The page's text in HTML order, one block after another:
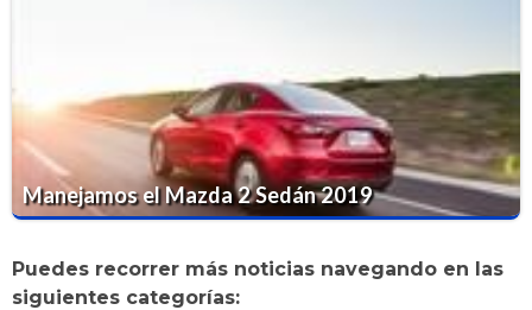
Manejamos el Mazda 2 Sedán 2019
Puedes recorrer más noticias navegando en las
siguientes categorías: